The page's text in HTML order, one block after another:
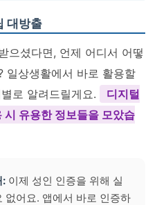
대방출
으셨다면, 언제 어디서 어떻
일상생활에서 바로 활용할
로 알려드릴게요.
디지털
유용한 정보들을 모았습
: 이제 성인 인증을 위해 실
없어요. 앱에서 바로 인증하